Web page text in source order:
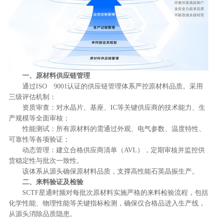
一、原材料供应链管理
通过ISO 9001认证的供应链管理体系严控原材料品质。采用
三级评估机制：
资质审查：对水晶片、基座、IC等关键供应商的技术能力、生
产规模等全面审核；
性能测试：所有原材料的需通过外观、电气参数、温度特性、
可靠性等各项验证；
动态管理：建立合格供应商清单（AVL），定期审核并监控供
货稳定性与批次一致性。
该体系从源头确保原材料品质，支撑高性能石英晶振生产。
二、来料验证及检验
SCTF星通时频对每批次原材料实施严格的来料检验流程，包括
化学性能、物理性能等关键指标检测，确保仅合格品进入生产线，
从源头消除品质隐患。